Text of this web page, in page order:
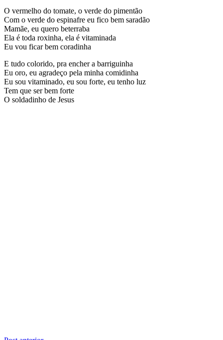
O vermelho do tomate, o verde do pimentão
Com o verde do espinafre eu fico bem saradão
Mamãe, eu quero beterraba
Ela é toda roxinha, ela é vitaminada
Eu vou ficar bem coradinha
E tudo colorido, pra encher a barriguinha
Eu oro, eu agradeço pela minha comidinha
Eu sou vitaminado, eu sou forte, eu tenho luz
Tem que ser bem forte
O soldadinho de Jesus